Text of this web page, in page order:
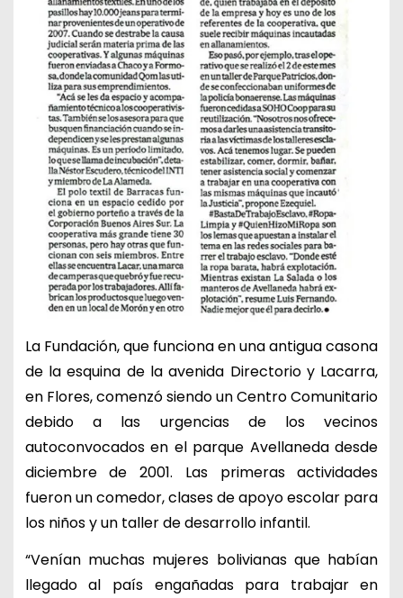
La Fundación, que funciona en una antigua casona
de la esquina de la avenida Directorio y Lacarra,
en Flores, comenzó siendo un Centro Comunitario
debido a las urgencias de los vecinos
autoconvocados en el parque Avellaneda desde
diciembre de 2001. Las primeras actividades
fueron un comedor, clases de apoyo escolar para
los niños y un taller de desarrollo infantil.
“Venían muchas mujeres bolivianas que habían
llegado al país engañadas para trabajar en